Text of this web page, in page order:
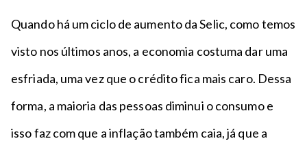
Quando há um ciclo de aumento da Selic, como temos
visto nos últimos anos, a economia costuma dar uma
esfriada, uma vez que o crédito fica mais caro. Dessa
forma, a maioria das pessoas diminui o consumo e
isso faz com que a inflação também caia, já que a